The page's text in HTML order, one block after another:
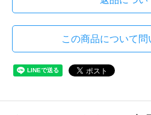
この商品について問